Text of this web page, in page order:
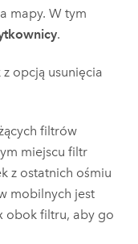
mapy. W tym
.
opcją usunięcia
filtrów
miejscu filtr
z ostatnich ośmiu
mobilnych jest
obok filtru, aby go